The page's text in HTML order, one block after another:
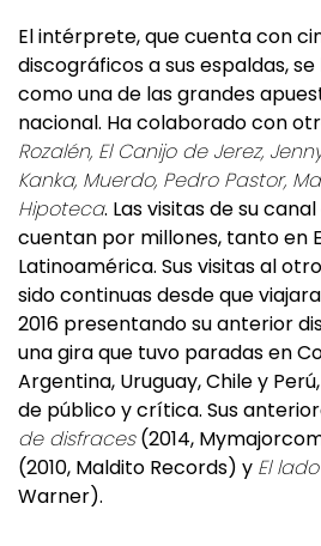
El intérprete, que cuenta con
discográficos a sus espaldas,
como una de las grandes
nacional. Ha colaborado con
Rozalén, El Canijo de Jerez,
Kanka, Muerdo, Pedro Pastor,
Hipoteca. Las visitas de su
cuentan por millones, tanto en
Latinoamérica. Sus visitas al
sido continuas desde que
2016 presentando su anterior
una gira que tuvo paradas en
Argentina, Uruguay, Chile y
de público y crítica. Sus
de disfraces(2014,
(2010, Maldito Records) y El
Warner).